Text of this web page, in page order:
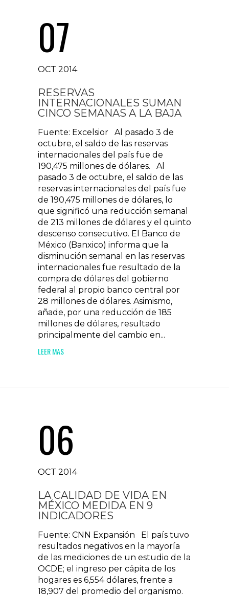
07
OCT 2014
RESERVAS
INTERNACIONALES SUMAN
CINCO SEMANAS A LA BAJA
Fuente: Excelsior Al pasado 3 de
octubre, el saldo de las reservas
internacionales del país fue de
190,475 millones de dólares. Al
pasado 3 de octubre, el saldo de las
reservas internacionales del país fue
de 190,475 millones de dólares, lo
que significó una reducción semanal
de 213 millones de dólares y el quinto
descenso consecutivo. El Banco de
México (Banxico) informa que la
disminución semanal en las reservas
internacionales fue resultado de la
compra de dólares del gobierno
federal al propio banco central por
28 millones de dólares. Asimismo,
añade, por una reducción de 185
millones de dólares, resultado
principalmente del cambio en...
LEER MAS
06
OCT 2014
LA CALIDAD DE VIDA EN
MÉXICO MEDIDA EN 9
INDICADORES
Fuente: CNN Expansión El país tuvo
resultados negativos en la mayoría
de las mediciones de un estudio de la
OCDE; el ingreso per cápita de los
hogares es 6,554 dólares, frente a
18,907 del promedio del organismo.